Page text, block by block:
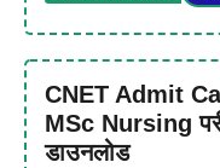
CNET Admit
MSc Nursing
डाउनलोड